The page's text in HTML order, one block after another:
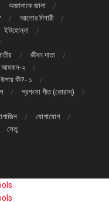
অজানাকে জানা
আলোর দিশারী
ইউহোন্না
জীবন দাতা
আহবান-২
কী?- ১
প্রশংসা গীত (কোরাস্)
যোগাযোগ
সেতু